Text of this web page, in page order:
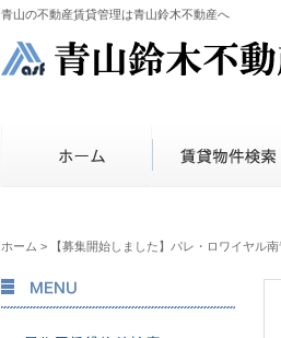
青山の不動産賃貸管理は青山鈴木不動産へ
ホーム > 【募集開始しました】パレ・ロワイヤル